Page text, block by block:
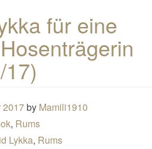
für eine
2017by Mamili1910
, Rums
Lykka, Rums